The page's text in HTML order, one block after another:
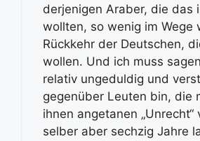
derjenigen Araber, die das
wollten, so wenig im Wege
Rückkehr der Deutschen,
wollen. Und ich muss
relativ ungeduldig und
gegenüber Leuten bin, die
ihnen angetanen „Unrecht“
selber aber sechzig Jahre